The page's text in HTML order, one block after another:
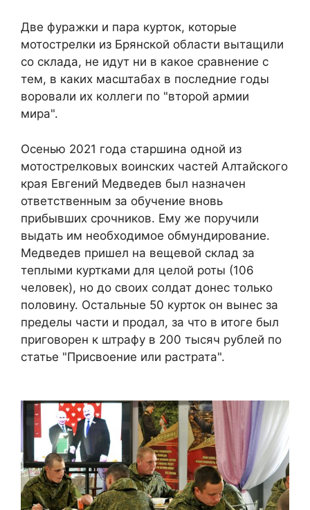
Две фуражки и пара курток, которые
мотострелки из Брянской области вытащили
со склада, не идут ни в какое сравнение с
тем, в каких масштабах в последние годы
воровали их коллеги по "второй армии
мира".
Осенью 2021 года старшина одной из
мотострелковых воинских частей Алтайского
края Евгений Медведев был назначен
ответственным за обучение вновь
прибывших срочников. Ему же поручили
выдать им необходимое обмундирование.
Медведев пришел на вещевой склад за
теплыми куртками для целой роты (106
человек), но до своих солдат донес только
половину. Остальные 50 курток он вынес за
пределы части и продал, за что в итоге был
приговорен к штрафу в 200 тысяч рублей по
статье "Присвоение или растрата".